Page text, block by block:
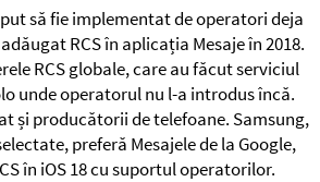
să fie implementat de operatori deja
RCS în aplicația Mesaje în 2018.
RCS globale, care au făcut serviciul
unde operatorul nu l-a introdus încă.
și producătorii de telefoane. Samsung,
preferă Mesajele de la Google,
în iOS 18 cu suportul operatorilor.